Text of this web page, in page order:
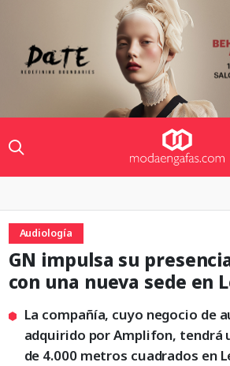
Audiología
GN impulsa su
con una nueva sede en
La compañía, cuyo negocio de
adquirido por Amplifon, tendrá
de 4.000 metros cuadrados en